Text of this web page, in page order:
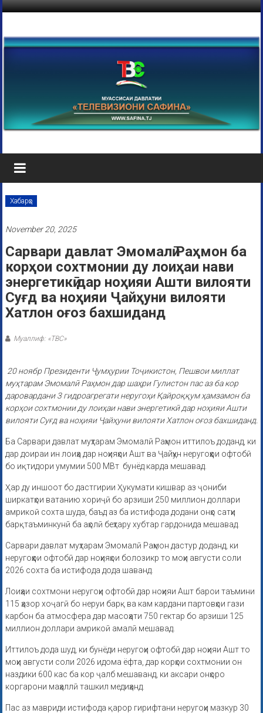
Хабарҳо
November 20, 2025
Сарвари давлат Эмомалӣ Раҳмон ба
корҳои сохтмонии ду лоиҳаи нави
энергетикӣ дар ноҳияи Ашти вилояти
Суғд ва ноҳияи Ҷайҳуни вилояти
Хатлон оғоз бахшиданд
Муаллиф: «ТВС»
20 ноябр Президенти Ҷумҳурии Тоҷикистон, Пешвои миллат
муҳтарам Эмомалӣ Раҳмон дар шаҳри Гулистон пас аз ба кор
даровардани 3 гидроагрегати неругоҳи Қайроққум ҳамзамон ба
корҳои сохтмонии ду лоиҳаи нави энергетикӣ дар ноҳияи Ашти
вилояти Суғд ва ноҳияи Ҷайҳуни вилояти Хатлон оғоз бахшиданд.
Ба Сарвари давлат муҳтарам Эмомалӣ Раҳмон иттилоъ доданд, ки
дар доираи ин лоиҳа дар ноҳияҳои Ашт ва Ҷайҳун неругоҳҳои офтобӣ
бо иқтидори умумии 500 МВт бунёд карда мешавад.
Ҳар ду иншоот бо дастгирии Ҳукумати кишвар аз ҷониби
ширкатҳои ватанию хориҷӣ бо арзиши 250 миллион доллари
амрикоӣ сохта шуда, баъд аз ба истифода додани онҳо сатҳи
барқтаъминкунӣ ба аҳолӣ беҳтару хубтар гардонида мешавад.
Сарвари давлат муҳтарам Эмомалӣ Раҳмон дастур доданд, ки
неругоҳҳои офтобӣ дар ноҳияҳои болозикр то моҳи августи соли
2026 сохта ба истифода дода шаванд.
Лоиҳаи сохтмони неругоҳи офтобӣ дар ноҳияи Ашт барои таъмини
115 ҳазор хоҷагӣ бо неруи барқ ва кам кардани партовҳои гази
карбон ба атмосфера дар масоҳати 750 гектар бо арзиши 125
миллион доллари амрикоӣ амалӣ мешавад.
Иттилоъ дода шуд, ки бунёди неругоҳи офтобӣ дар ноҳияи Ашт то
моҳи августи соли 2026 идома ёфта, дар корҳои сохтмонии он
наздики 600 кас ба кор ҷалб мешаванд, ки аксари онҳоро
коргарони маҳаллӣ ташкил медиҳанд.
Пас аз мавриди истифода қарор гирифтани неругоҳи мазкур 30